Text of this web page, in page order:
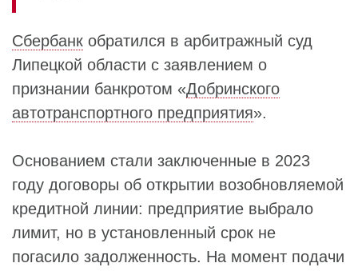
Сбербанк обратился в арбитражный суд
Липецкой области с заявлением о
признании банкротом «Добринского
автотранспортного предприятия».
Основанием стали заключенные в 2023
году договоры об открытии возобновляемой
кредитной линии: предприятие выбрало
лимит, но в установленный срок не
погасило задолженность. На момент подачи